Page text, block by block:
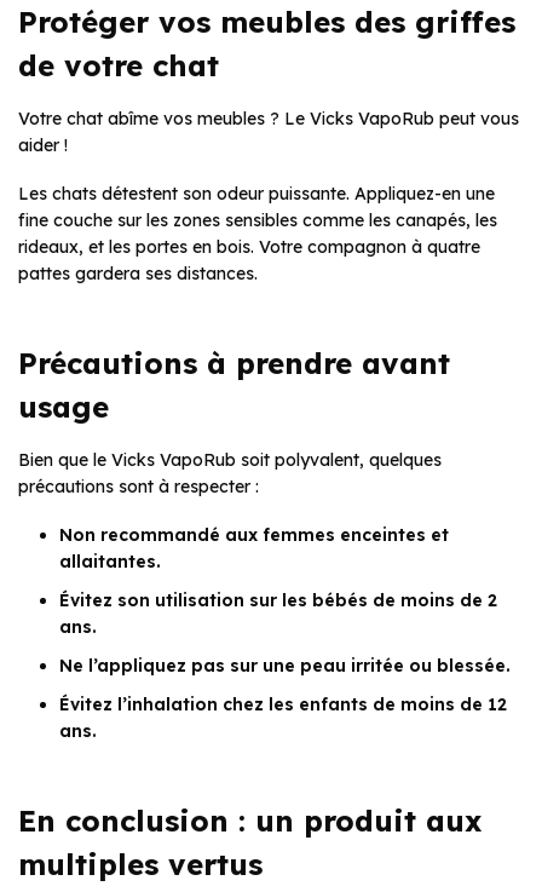
Protéger vos meubles des griffes
de votre chat
Votre chat abîme vos meubles ? Le Vicks VapoRub peut vous
aider !
Les chats détestent son odeur puissante. Appliquez-en une
fine couche sur les zones sensibles comme les canapés, les
rideaux, et les portes en bois. Votre compagnon à quatre
pattes gardera ses distances.
Précautions à prendre avant
usage
Bien que le Vicks VapoRub soit polyvalent, quelques
précautions sont à respecter :
Non recommandé aux femmes enceintes et
allaitantes.
Évitez son utilisation sur les bébés de moins de 2
ans.
Ne l’appliquez pas sur une peau irritée ou blessée.
Évitez l’inhalation chez les enfants de moins de 12
ans.
En conclusion : un produit aux
multiples vertus